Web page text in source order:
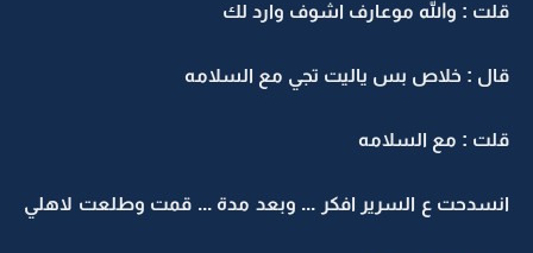
قلت : والله موعارف اشوف وارد لك
قال : خلاص بس ياليت تجي مع السلامه
قلت : مع السلامه
انسدحت ع السرير افكر ... وبعد مدة ... قمت وطلعت لاهلي